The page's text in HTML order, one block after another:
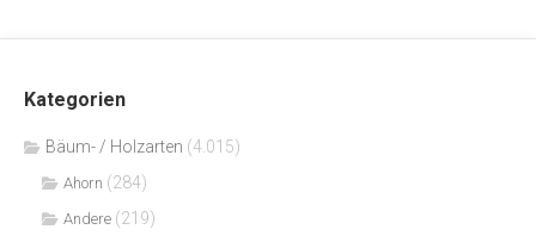
Kategorien
Bäum- / Holzarten (4.015)
Ahorn (284)
Andere (219)